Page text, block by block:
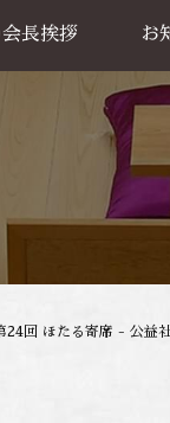
長挨拶 お
24回 ほたる寄席 - 公益